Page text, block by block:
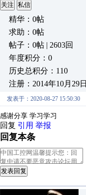
关注 私信
精华：0帖
求助：0帖
帖子：0帖 | 2603回
年度积分：0
历史总积分：110
注册：2014年10月29日
发表于：2020-08-27 15:50:30
感谢分享 学习学习
回复 引用 举报
回复本条
发表回复